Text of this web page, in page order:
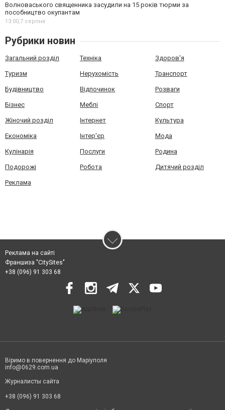
Волноваського священника засудили на 15 років тюрми за
пособництво окупантам
13:00, 7 серпня
Рубрики новин
Загальний розділ Техніка Здоров'я
Туризм Нерухомість Транспорт
Будівництво Відпочинок Розваги
Бізнес Меблі Спорт
Жіночий розділ Інтернет Культура
Економіка Інтер'єр Мода
Кулінарія Послуги Родина
Подорожі Робота Дитячий розділ
Реклама
Реклама на сайті
Франшиза "CitySites"
+38 (096) 91 303 68
Віримо в повернення до Маріуполя
info@0629.com.ua
Журналисты сайта
+38 (096) 91 303 68